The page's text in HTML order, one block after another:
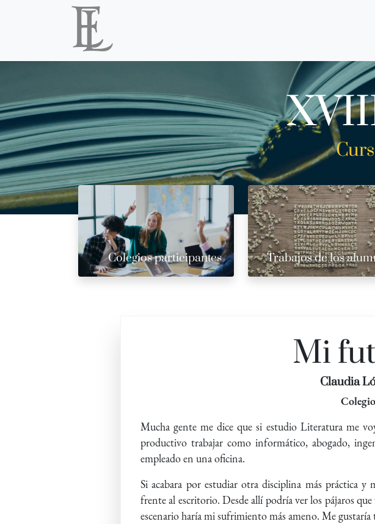
Colegios participantes Trabajos de los
Mi
Claudia
Mucha gente me dice que si estudio Literatura me
productivo trabajar como informático, abogado,
empleado en una oficina.
Si acabara por estudiar otra disciplina más práctica y
frente al escritorio. Desde allí podría ver los pájaros
escenario haría mi sufrimiento más ameno. Me